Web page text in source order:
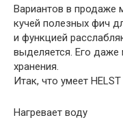
Вариантов в продаже
кучей полезных фич
и функцией
выделяется. Его
хранения.
Итак, что умеет
Нагревает воду